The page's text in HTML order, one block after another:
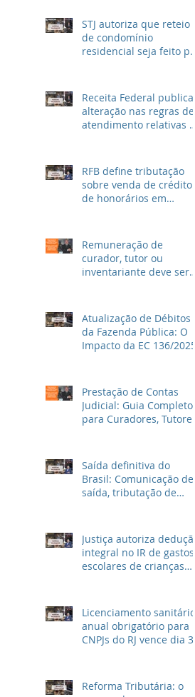
STJ autoriza que reteio
de condomínio
residencial seja feito por
Receita Federal publica
alteração nas regras de
atendimento relativas ao
RFB define tributação
sobre venda de crédito
de honorários em
Remuneração de
curador, tutor ou
inventariante deve ser
Atualização de Débitos
da Fazenda Pública: O
Impacto da EC 136/2025
Prestação de Contas
Judicial: Guia Completo
para Curadores, Tutores
Saída definitiva do
Brasil: Comunicação de
saída, tributação de
Justiça autoriza dedução
integral no IR de gastos
escolares de crianças
Licenciamento sanitário
anual obrigatório para
CNPJs do RJ vence dia 30
Reforma Tributária: o